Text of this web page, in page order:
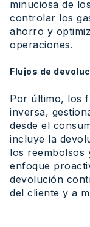
minuciosa de
controlar los
ahorro y
operaciones.
Flujos de
Por último, los
inversa,
desde el
incluye la
los reembolsos
enfoque
devolución
del cliente y a